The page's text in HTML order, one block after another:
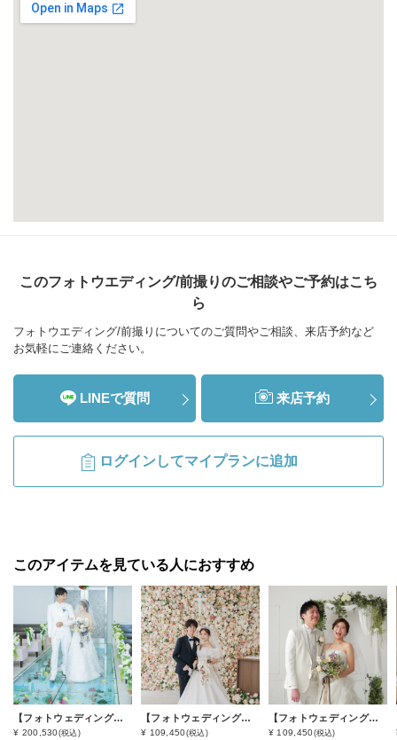
このフォトウエディング/前撮りのご相談やご予約はこち
ら
フォトウエディング/前撮りについてのご質問やご相談、来店予約など
お気軽にご連絡ください。
LINEで質問 来店予約
ログインしてマイプランに追加
このアイテムを見ている人におすすめ
【フォトウェディング】中部チャペル＋ビーチ
¥ 200,530(税込)
【フォトウェディング】チャペルスタジオ
¥ 109,450(税込)
【フォトウェディング】チャペルスタジオ
¥ 109,450(税込)